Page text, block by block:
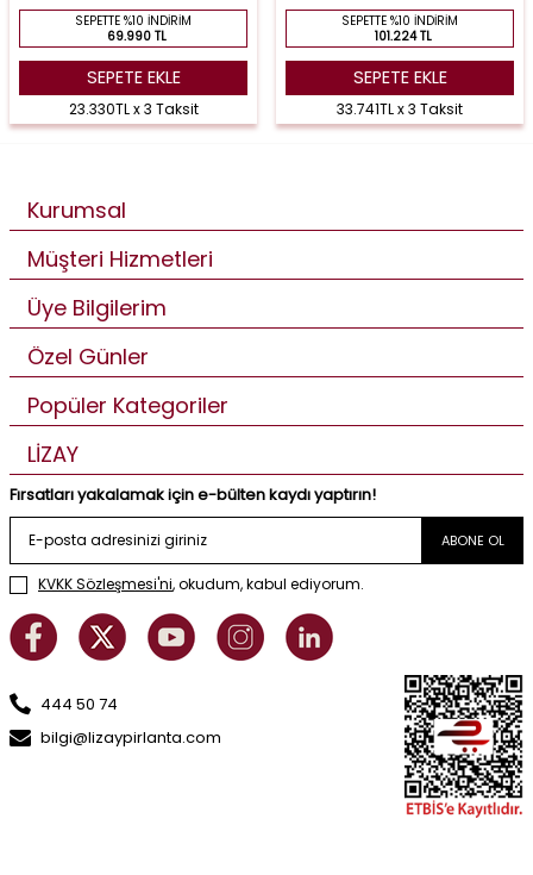
SEPETTE %10 İNDIRIM
69.990 TL
SEPETE EKLE
23.330TL x 3 Taksit
SEPETTE %10 İNDIRIM
101.224 TL
SEPETE EKLE
33.741TL x 3 Taksit
Kurumsal
Müşteri Hizmetleri
Üye Bilgilerim
Özel Günler
Popüler Kategoriler
LİZAY
Fırsatları yakalamak için e-bülten kaydı yaptırın!
ABONE OL
KVKK Sözleşmesi'ni, okudum, kabul ediyorum.
444 50 74
bilgi@lizaypirlanta.com